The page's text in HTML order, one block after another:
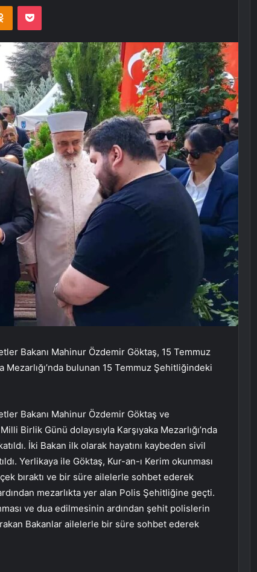
Odnoklassniki
Pocket
Bakanı Mahinur Özdemir Göktaş, 15 Temmuz
bulunan 15 Temmuz Şehitliğindeki
Bakanı Mahinur Özdemir Göktaş ve
Birlik Günü dolayısıyla Karşıyaka Mezarlığı’nda
İki Bakan ilk olarak hayatını kaybeden sivil
Yerlikaya ile Göktaş, Kur-an-ı Kerim okunması
bıraktı ve bir süre ailelerle sohbet ederek
mezarlıkta yer alan Polis Şehitliğine geçti.
ve dua edilmesinin ardından şehit polislerin
Bakanlar ailelerle bir süre sohbet ederek